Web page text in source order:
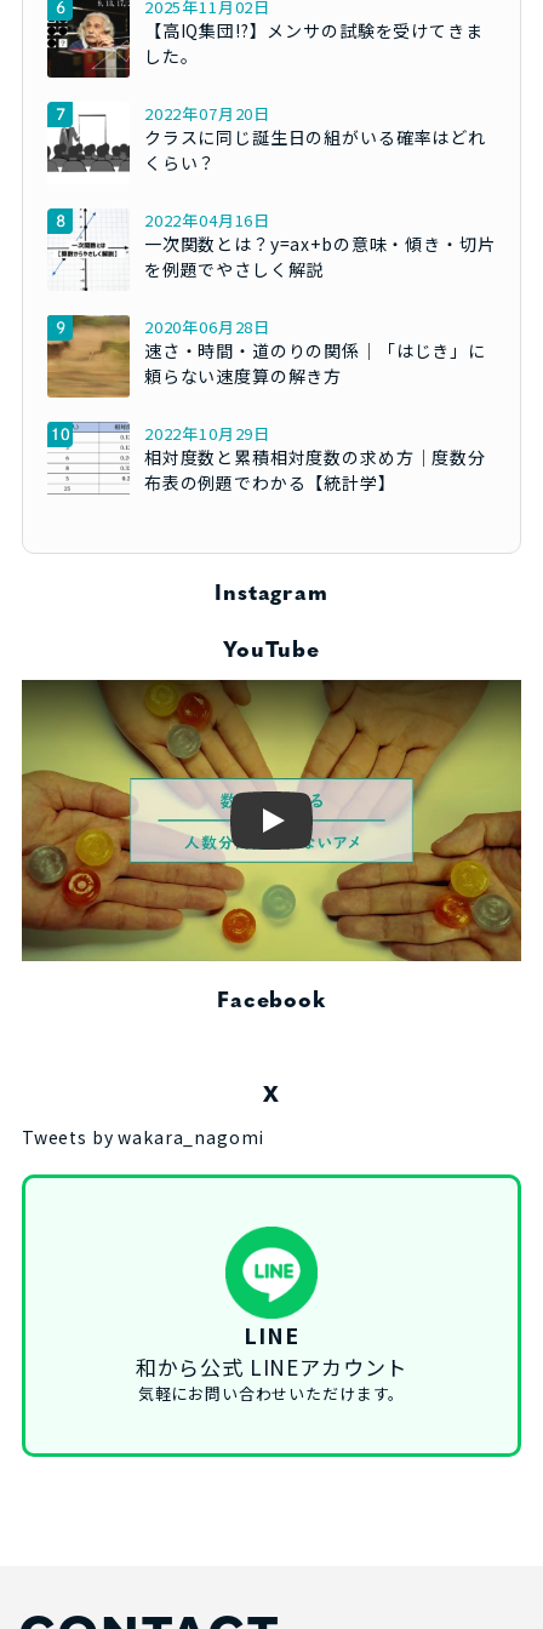
2025年11月02日
【高IQ集団!?】メンサの試験を受けてきま
した。
2022年07月20日
クラスに同じ誕生日の組がいる確率はどれ
くらい？
2022年04月16日
一次関数とは？y=ax+bの意味・傾き・切片
を例題でやさしく解説
2020年06月28日
速さ・時間・道のりの関係｜「はじき」に
頼らない速度算の解き方
2022年10月29日
相対度数と累積相対度数の求め方｜度数分
布表の例題でわかる【統計学】
Instagram
YouTube
Play
Facebook
X
Tweets by wakara_nagomi
LINE
和から公式 LINEアカウント
気軽にお問い合わせいただけます。